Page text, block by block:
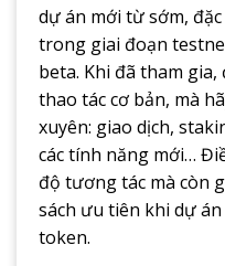
dự án mới từ sớm,
trong giai đoạn
beta. Khi đã tham
thao tác cơ bản, mà
xuyên: giao dịch,
các tính năng mới…
độ tương tác mà còn
sách ưu tiên khi dự
token.